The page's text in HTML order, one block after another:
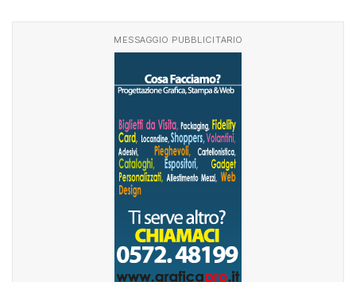
MESSAGGIO PUBBLICITARIO